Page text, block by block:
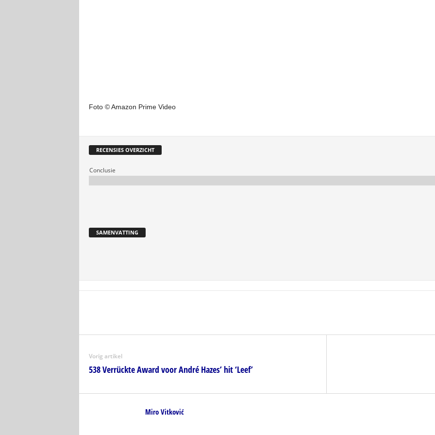
Foto © Amazon Prime Video
RECENSIES OVERZICHT
Conclusie
SAMENVATTING
Vorig artikel
538 Verrückte Award voor André Hazes’ hit ‘Leef’
Miro Vitković